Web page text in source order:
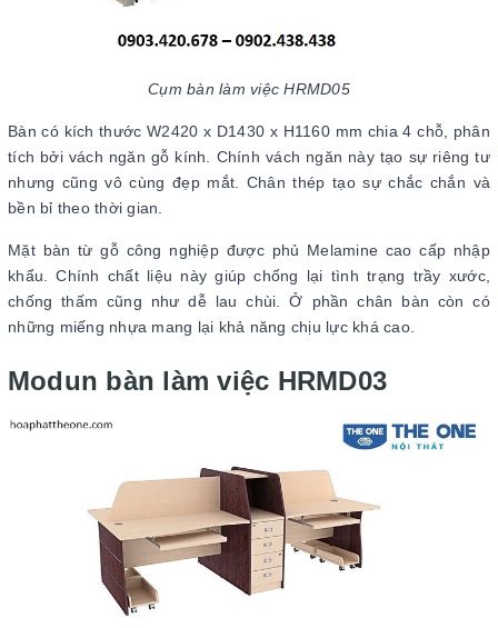
Cụm bàn làm việc HRMD05
Bàn có kích thước W2420 x D1430 x H1160 mm chia 4 chỗ, phân
tích bởi vách ngăn gỗ kính. Chính vách ngăn này tạo sự riêng tư
nhưng cũng vô cùng đẹp mắt. Chân thép tạo sự chắc chắn và
bền bỉ theo thời gian.
Mặt bàn từ gỗ công nghiệp được phủ Melamine cao cấp nhập
khẩu. Chính chất liệu này giúp chống lại tình trạng trầy xước,
chống thấm cũng như dễ lau chùi. Ở phần chân bàn còn có
những miếng nhựa mang lại khả năng chịu lực khá cao.
Modun bàn làm việc HRMD03